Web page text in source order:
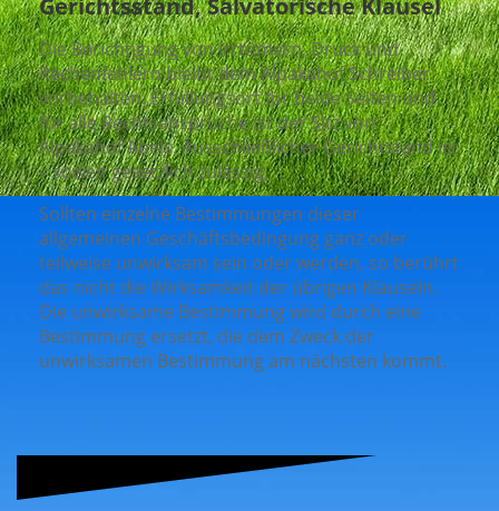
Gerichtsstand, Salvatorische Klausel
Die Berichtigung von Irrtümern, Druck und
Rechenfehlern bleibt dem Alpakahof Schreiber
vorbehalten. Erfüllungsort für beide Seiten und
für alle Rechtsansprüche ist der Sitz von
Alpakahof Abels. Ausschließlicher Gerichtstand ist
– soweit gesetzlich zulässig.
Sollten einzelne Bestimmungen dieser
allgemeinen Geschäftsbedingung ganz oder
teilweise unwirksam sein oder werden, so berührt
das nicht die Wirksamkeit der übrigen Klauseln.
Die unwirksame Bestimmung wird durch eine
Bestimmung ersetzt, die dem Zweck der
unwirksamen Bestimmung am nächsten kommt.